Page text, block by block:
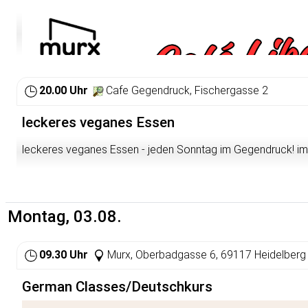
das Abend- und Nachtleben in Heidelberg stärker an den
Bedürfnissen und Lebensrealitäten der Menschen
freuen, wenn möglichst viele von Ihnen an der Umfrage
Dauer: ca. 5 Minuten Zeitraum: 14. Juli bis 3. August
Wir freuen uns, wenn Sie die Online-Umfrage über Ihre
20.00 Uhr Cafe Gegendruck, Fischergasse 2
leckeres veganes Essen
leckeres veganes Essen - jeden Sonntag im Gegendruck!
Montag, 03.08.
09.30 Uhr Murx, Oberbadgasse 6, 69117 Heidelberg
German Classes/Deutschkurs